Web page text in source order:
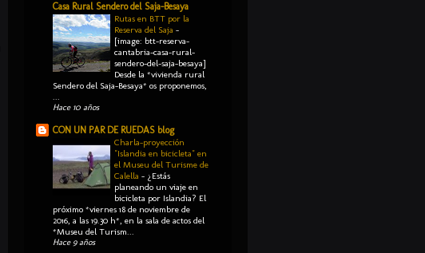
Casa Rural Sendero del Saja-Besaya
Rutas en BTT por la
Reserva del Saja -
[image: btt-reserva-
cantabria-casa-rural-
sendero-del-saja-besaya]
Desde la *vivienda rural
Sendero del Saja-Besaya* os proponemos,
...
Hace 10 años
CON UN PAR DE RUEDAS blog
Charla-proyección
"Islandia en bicicleta" en
el Museu del Turisme de
Calella - ¿Estás
planeando un viaje en
bicicleta por Islandia? El
próximo *viernes 18 de noviembre de
2016, a las 19.30 h*, en la sala de actos del
*Museu del Turism...
Hace 9 años